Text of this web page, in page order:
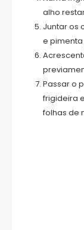
alho
Juntar os
e
Passar o
frigideira
folhas de